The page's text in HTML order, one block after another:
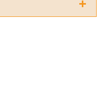
specifico.